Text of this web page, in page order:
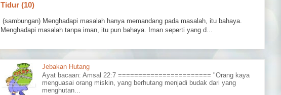
Tidur (10)
(sambungan) Menghadapi masalah hanya memandang pada masalah, itu bahaya.
Menghadapi masalah tanpa iman, itu pun bahaya. Iman seperti yang d...
Jebakan Hutang
Ayat bacaan: Amsal 22:7 ======================= "Orang kaya
menguasai orang miskin, yang berhutang menjadi budak dari yang
menghutan...